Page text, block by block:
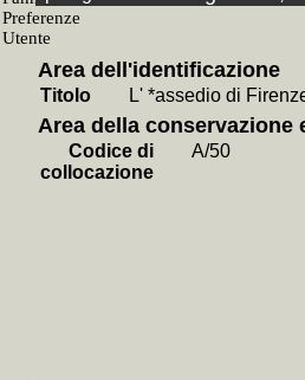
Area dell'identificazione
Titolo L' *assedio di
Area della conservazione
Codice di
collocazione
A/50